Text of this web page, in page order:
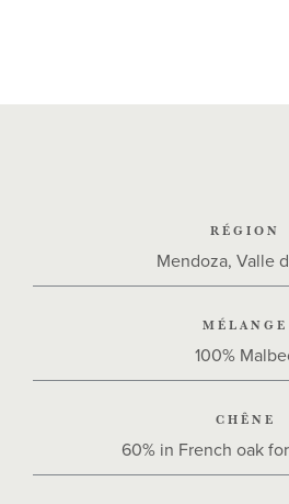
RÉGION
Mendoza, Valle
MÉLANGE
100%
CHÊNE
60% in French oak